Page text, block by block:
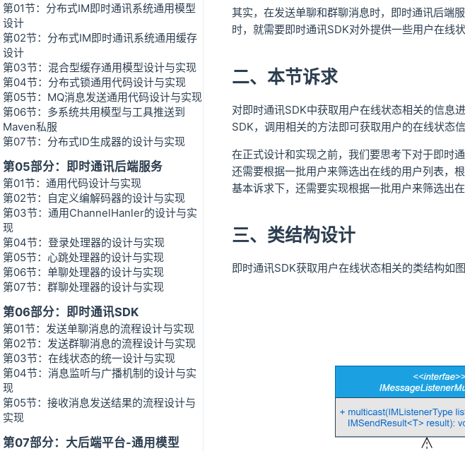
第01节：分布式IM即时通讯系统通用模型
设计
第02节：分布式IM即时通讯系统通用缓存
设计
第03节：混合型缓存通用模型设计与实现
第04节：分布式锁通用代码设计与实现
第05节：MQ消息发送通用代码设计与实现
第06节：多系统共用模型与工具推送到
Maven私服
第07节：分布式ID生成器的设计与实现
第05部分：即时通讯后端服务
第01节：通用代码设计与实现
第02节：自定义编解码器的设计与实现
第03节：通用ChannelHanler的设计与实
现
第04节：登录处理器的设计与实现
第05节：心跳处理器的设计与实现
第06节：单聊处理器的设计与实现
第07节：群聊处理器的设计与实现
第06部分：即时通讯SDK
第01节：发送单聊消息的流程设计与实现
第02节：发送群聊消息的流程设计与实现
第03节：在线状态的统一设计与实现
第04节：消息监听与广播机制的设计与实
现
第05节：接收消息发送结果的流程设计与
实现
第07部分：大后端平台-通用模型
其实，在发送单聊和群聊消息时，即时通讯后端
时，就需要即时通讯SDK对外提供一些用户在线状
二、本节诉求
对即时通讯SDK中获取用户在线状态相关的信息
SDK，调用相关的方法即可获取用户的在线状态信
在正式设计和实现之前，我们要思考下对于即时
还需要根据一批用户来筛选出在线的用户列表，
基本诉求下，还需要实现根据一批用户来筛选出
三、类结构设计
即时通讯SDK获取用户在线状态相关的类结构如